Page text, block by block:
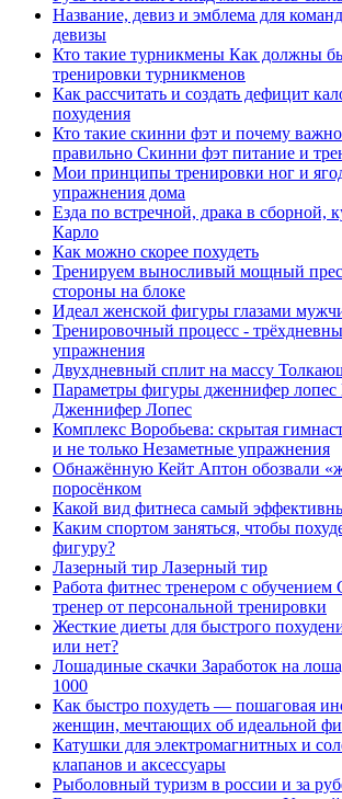
Название, девиз и эмблема для
девизы
Кто такие турникмены Как должны
тренировки турникменов
Как рассчитать и создать дефицит
похудения
Кто такие скинни фэт и почему важно
правильно Скинни фэт питание и
Мои принципы тренировки ног и
упражнения дома
Езда по встречной, драка в сборной,
Карло
Как можно скорее похудеть
Тренируем выносливый мощный
стороны на блоке
Идеал женской фигуры глазами
Тренировочный процесс -
упражнения
Двухдневный сплит на массу
Параметры фигуры дженнифер лопес
Дженнифер Лопес
Комплекс Воробьева: скрытая
и не только Незаметные упражнения
Обнажённую Кейт Аптон обозвали
поросёнком
Какой вид фитнеса самый
Каким спортом заняться, чтобы
фигуру?
Лазерный тир Лазерный тир
Работа фитнес тренером с обучением
тренер от персональной тренировки
Жесткие диеты для быстрого
или нет?
Лошадиные скачки Заработок на
1000
Как быстро похудеть — пошаговая
женщин, мечтающих об идеальной
Катушки для электромагнитных и
клапанов и аксессуары
Рыболовный туризм в россии и за